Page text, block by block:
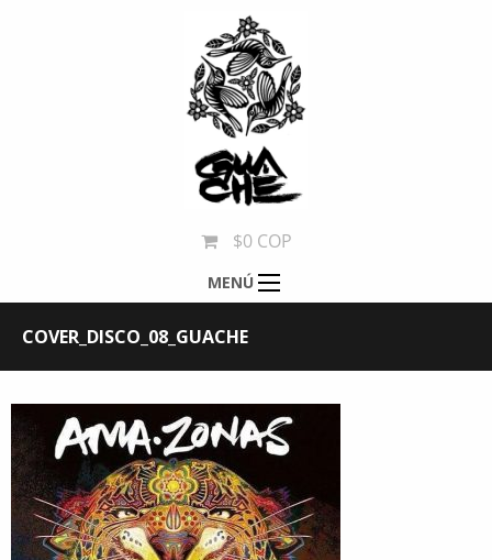
$0 COP
MENÚ
COVER_DISCO_08_GUACHE